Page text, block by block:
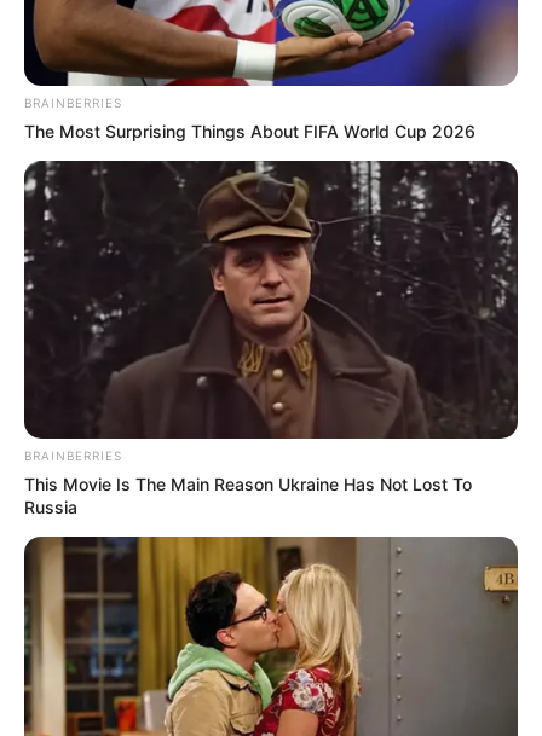
BRAINBERRIES
The Most Surprising Things About FIFA World Cup 2026
BRAINBERRIES
This Movie Is The Main Reason Ukraine Has Not Lost To
Russia